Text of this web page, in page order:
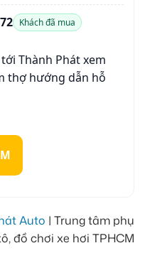
Khách đã mua
Thành Phát xem
thợ hướng dẫn hỗ
Auto | Trung tâm phụ
đồ chơi xe hơi TPHCM